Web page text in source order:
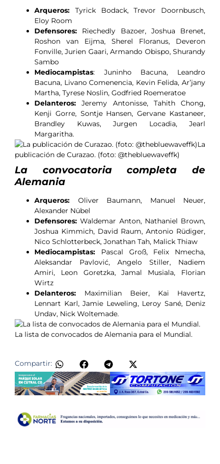
Arqueros: Tyrick Bodack, Trevor Doornbusch,
Eloy Room
Defensores: Riechedly Bazoer, Joshua Brenet,
Roshon van Eijma, Sherel Floranus, Deveron
Fonville, Jurien Gaari, Armando Obispo, Shurandy
Sambo
Mediocampistas: Juninho Bacuna, Leandro
Bacuna, Livano Comenencia, Kevin Felida, Ar’jany
Martha, Tyrese Noslin, Godfried Roemeratoe
Delanteros:Jeremy Antonisse, Tahith Chong,
Kenji Gorre, Sontje Hansen, Gervane Kastaneer,
Brandley Kuwas, Jurgen Locadia, Jearl
Margaritha.
La
publicación de Curazao. (foto: @thebluewaveffk)
La convocatoria completa de
Alemania
Arqueros: Oliver Baumann, Manuel Neuer,
Alexander Nübel
Defensores:Waldemar Anton, Nathaniel Brown,
Joshua Kimmich, David Raum, Antonio Rüdiger,
Nico Schlotterbeck, Jonathan Tah, Malick Thiaw
Mediocampistas: Pascal Groß, Felix Nmecha,
Aleksandar Pavlović, Angelo Stiller, Nadiem
Amiri, Leon Goretzka, Jamal Musiala, Florian
Wirtz
Delanteros: Maximilian Beier, Kai Havertz,
Lennart Karl, Jamie Leweling, Leroy Sané, Deniz
Undav, Nick Woltemade.
La lista de convocados de Alemania para el Mundial.
Compartir: